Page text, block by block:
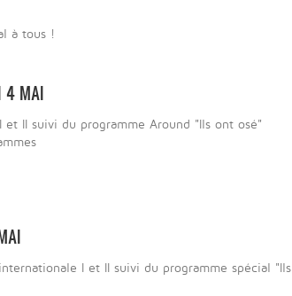
à tous !
4 MAI
II suivi du programme Around "Ils ont osé"
I et II suivi du programme spécial "Ils